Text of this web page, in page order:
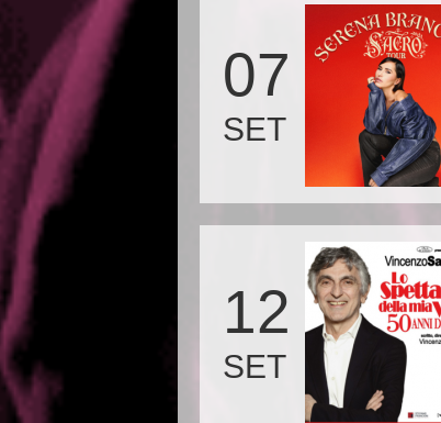
07
SET
12
SET